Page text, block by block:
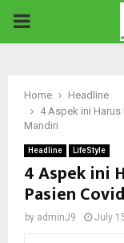
PRIMARY
Home
Headline
4 Aspek ini
Mandiri
Headline LifeStyle
4 Aspek ini
Pasien
by adminJ9 July